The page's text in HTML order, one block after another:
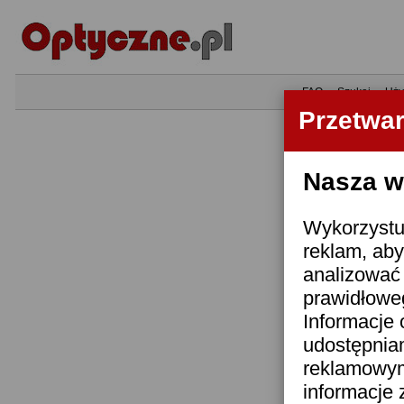
Nasza
reklam,
Informacje
informacje
•FAQ•Szukaj•